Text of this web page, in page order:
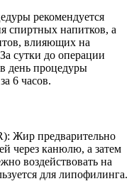
рекомендуется
спиртных напитков, а
влияющих на
сутки до операции
день процедуры
6 часов.
Жир предварительно
через канюлю, а затем
воздействовать на
для липофилинга.